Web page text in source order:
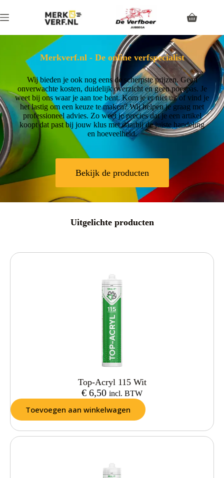
Merkverf.nl - De online verfspecialist
Wij bieden je ook nog eens de scherpste prijzen. Geen
onverwachte kosten, duidelijk overzicht en geen poespas. Je
weet bij ons waar je aan toe bent. Kom je er niet uit of vind je
het lastig om een keuze te maken? Wij helpen je graag met
professioneel advies. Zo weet je precies dat je een artikel
koopt dat past bij jouw klus met daarbij de juiste handeling
en hoeveelheid.
Bekijk de producten
Uitgelichte producten
Top-Acryl 115 Wit
€ 6,50 incl. BTW
Toevoegen aan winkelwagen